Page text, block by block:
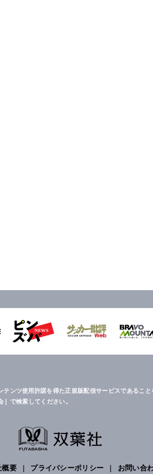
ンツ使用許諾を得た正規版配信サービスであるこ
で検索してください。
概要 プライバシーポリシー お問い合